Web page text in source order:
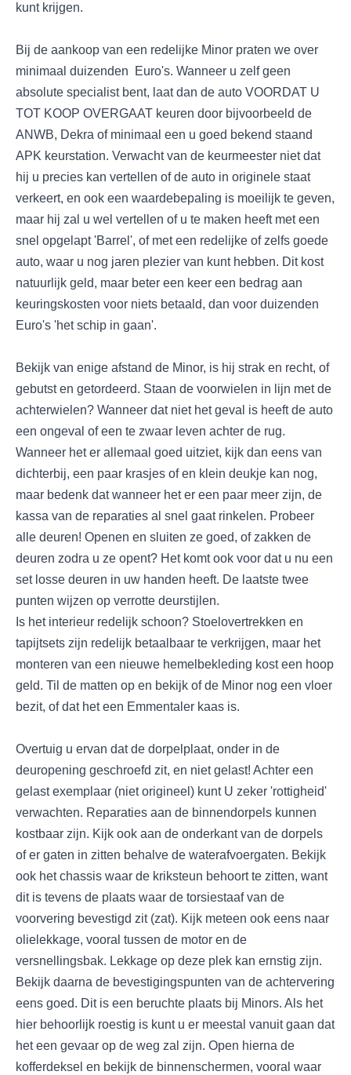
kunt krijgen.
Bij de aankoop van een redelijke Minor praten we over
minimaal duizenden Euro's. Wanneer u zelf geen
absolute specialist bent, laat dan de auto VOORDAT U
TOT KOOP OVERGAAT keuren door bijvoorbeeld de
ANWB, Dekra of minimaal een u goed bekend staand
APK keurstation. Verwacht van de keurmeester niet dat
hij u precies kan vertellen of de auto in originele staat
verkeert, en ook een waardebepaling is moeilijk te geven,
maar hij zal u wel vertellen of u te maken heeft met een
snel opgelapt 'Barrel', of met een redelijke of zelfs goede
auto, waar u nog jaren plezier van kunt hebben. Dit kost
natuurlijk geld, maar beter een keer een bedrag aan
keuringskosten voor niets betaald, dan voor duizenden
Euro's 'het schip in gaan'.
Bekijk van enige afstand de Minor, is hij strak en recht, of
gebutst en getordeerd. Staan de voorwielen in lijn met de
achterwielen? Wanneer dat niet het geval is heeft de auto
een ongeval of een te zwaar leven achter de rug.
Wanneer het er allemaal goed uitziet, kijk dan eens van
dichterbij, een paar krasjes of en klein deukje kan nog,
maar bedenk dat wanneer het er een paar meer zijn, de
kassa van de reparaties al snel gaat rinkelen. Probeer
alle deuren! Openen en sluiten ze goed, of zakken de
deuren zodra u ze opent? Het komt ook voor dat u nu een
set losse deuren in uw handen heeft. De laatste twee
punten wijzen op verrotte deurstijlen.
Is het interieur redelijk schoon? Stoelovertrekken en
tapijtsets zijn redelijk betaalbaar te verkrijgen, maar het
monteren van een nieuwe hemelbekleding kost een hoop
geld. Til de matten op en bekijk of de Minor nog een vloer
bezit, of dat het een Emmentaler kaas is.
Overtuig u ervan dat de dorpelplaat, onder in de
deuropening geschroefd zit, en niet gelast! Achter een
gelast exemplaar (niet origineel) kunt U zeker 'rottigheid'
verwachten. Reparaties aan de binnendorpels kunnen
kostbaar zijn. Kijk ook aan de onderkant van de dorpels
of er gaten in zitten behalve de waterafvoergaten. Bekijk
ook het chassis waar de kriksteun behoort te zitten, want
dit is tevens de plaats waar de torsiestaaf van de
voorvering bevestigd zit (zat). Kijk meteen ook eens naar
olielekkage, vooral tussen de motor en de
versnellingsbak. Lekkage op deze plek kan ernstig zijn.
Bekijk daarna de bevestigingspunten van de achtervering
eens goed. Dit is een beruchte plaats bij Minors. Als het
hier behoorlijk roestig is kunt u er meestal vanuit gaan dat
het een gevaar op de weg zal zijn. Open hierna de
kofferdeksel en bekijk de binnenschermen, vooral waar